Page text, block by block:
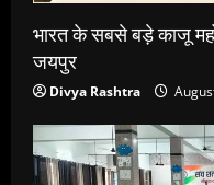
भारत के सबसे बड़े काजू
जयपुर
Divya Rashtra